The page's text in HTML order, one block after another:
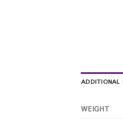
ADDITIONAL
WEIGHT